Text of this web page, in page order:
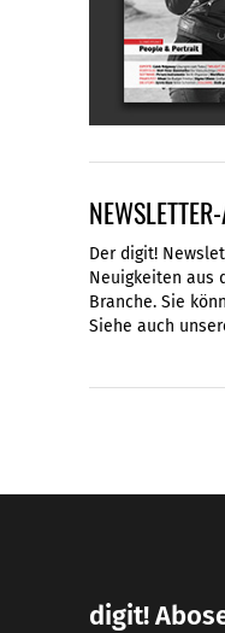
Der digit!
Neuigkeiten aus
Branche. Sie
Siehe auch
digit!